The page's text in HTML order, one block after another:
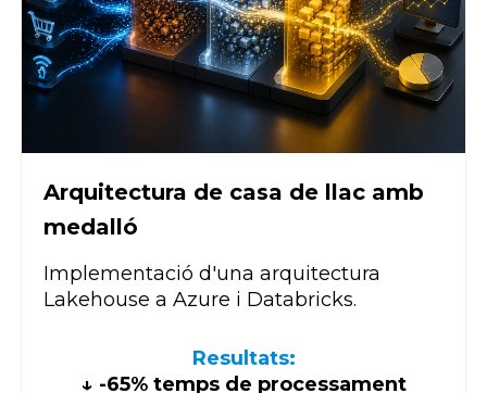
Arquitectura de casa de llac amb
medalló
Implementació d'una arquitectura
Lakehouse a Azure i Databricks.
Resultats:
↓ -65% temps de processament